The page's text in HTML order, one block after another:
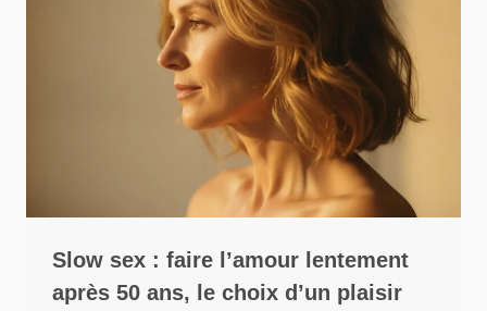
Slow sex : faire l’amour lentement
après 50 ans, le choix d’un plaisir